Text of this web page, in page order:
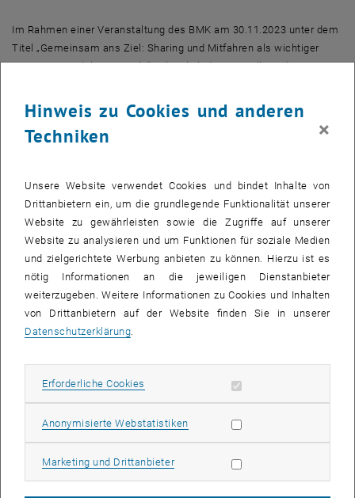
Im Rahmen einer Veranstaltung des BMK am 30.11.2023 unter dem
Titel „Gemeinsam ans Ziel: Sharing und Mitfahren als wichtiger
Beitrag zur Mobilitätswende“ anlässlich der Vorstellung der neuen
Thema „Einen Rechtsrahmen für Sharing und Mitfahren schaffen“.
Dabei wurden aktuelle Ergebnisse des Projekts SLIMobility zu
Fragen des rechtlichen Rahmens für neue
Hinweis zu Cookies und anderen
Techniken
×
Unsere Website verwendet Cookies und bindet Inhalte von
Drittanbietern ein, um die grundlegende Funktionalität unserer
Website zu gewährleisten sowie die Zugriffe auf unserer
Website zu analysieren und um Funktionen für soziale Medien
und zielgerichtete Werbung anbieten zu können. Hierzu ist es
nötig Informationen an die jeweiligen Dienstanbieter
weiterzugeben. Weitere Informationen zu Cookies und Inhalten
von Drittanbietern auf der Website finden Sie in unserer
Datenschutzerklärung
Erforderliche Cookies Erforderliche Cookies zulassen
Anonymisierte WebstatistikenStatistik Cookies zulassen
Marketing und DrittanbieterMarketing Cookies zulassen